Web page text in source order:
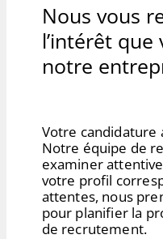
Nous vous
l’intérêt
notre
Votre candidature
Notre équipe de
examiner
votre profil
attentes, nous
pour planifier la
de recrutement.